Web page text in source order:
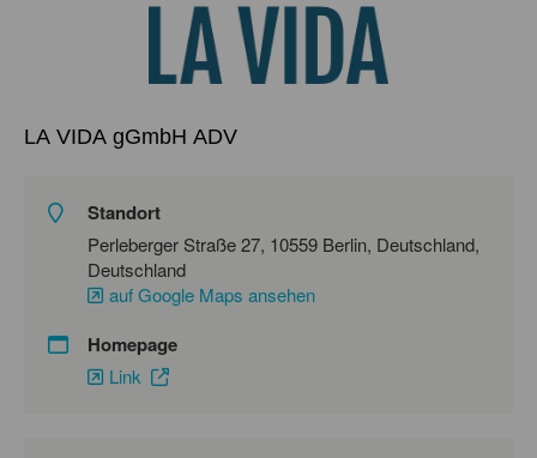
LA VIDA gGmbH ADV
Standort
Perleberger Straße 27, 10559 Berlin, Deutschland,
Deutschland
auf Google Maps ansehen
Homepage
Link